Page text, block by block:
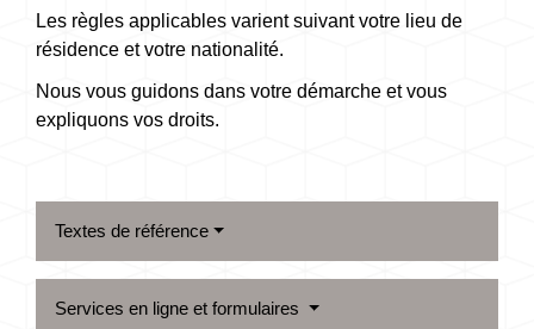
Les règles applicables varient suivant votre lieu de
résidence et votre nationalité.
Nous vous guidons dans votre démarche et vous
expliquons vos droits.
Textes de référence
Services en ligne et formulaires